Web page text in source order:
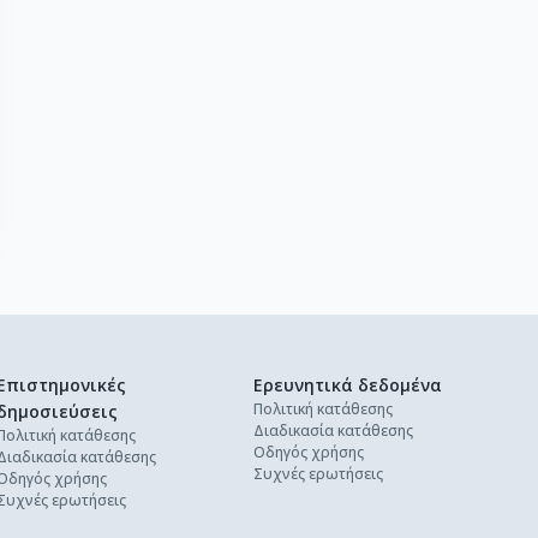
κατάθεσης
κατάθεσης
χρήσης
ερωτήσεις
Ερευνητικά δεδομένα
Πολιτική κατάθεσης
Διαδικασία κατάθεσης
Οδηγός χρήσης
Συχνές ερωτήσεις